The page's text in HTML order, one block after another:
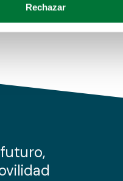
sobre cómo se
uso que haga del sitio web
redes sociales,
Rechazar